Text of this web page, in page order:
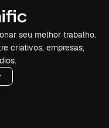
seu melhor trabalho.
criativos, empresas,